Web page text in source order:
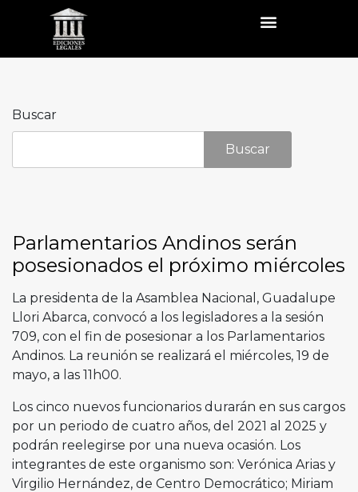
Buscar
Buscar
Parlamentarios Andinos serán
posesionados el próximo miércoles
La presidenta de la Asamblea Nacional, Guadalupe
Llori Abarca, convocó a los legisladores a la sesión
709, con el fin de posesionar a los Parlamentarios
Andinos. La reunión se realizará el miércoles, 19 de
mayo, a las 11h00.
Los cinco nuevos funcionarios durarán en sus cargos
por un periodo de cuatro años, del 2021 al 2025 y
podrán reelegirse por una nueva ocasión. Los
integrantes de este organismo son: Verónica Arias y
Virgilio Hernández, de Centro Democrático; Miriam